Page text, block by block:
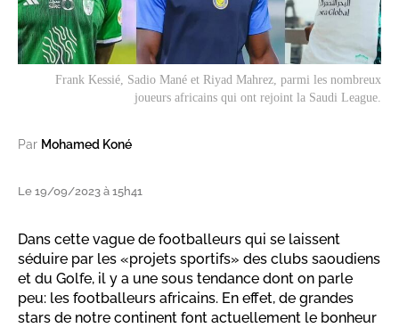
Frank Kessié, Sadio Mané et Riyad Mahrez, parmi les nombreux
joueurs africains qui ont rejoint la Saudi League.
Par Mohamed Koné
Le 19/09/2023 à 15h41
Dans cette vague de footballeurs qui se laissent
séduire par les «projets sportifs» des clubs saoudiens
et du Golfe, il y a une sous tendance dont on parle
peu: les footballeurs africains. En effet, de grandes
stars de notre continent font actuellement le bonheur